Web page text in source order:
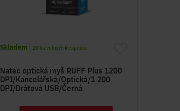
Skladem | 20Ks volných k expedici
Natec optická myš RUFF Plus 1200
DPI/Kancelářská/Optická/1 200
DPI/Drátová USB/Černá